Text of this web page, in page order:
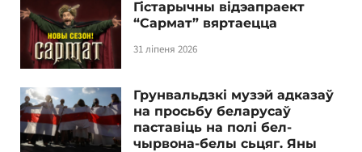
Гістарычны відэапраект
“Сармат” вяртаецца
31 ліпеня 2026
Грунвальдзкі музэй адказаў
на просьбу беларусаў
паставіць на полі бел-
чырвона-белы сьцяг. Яны